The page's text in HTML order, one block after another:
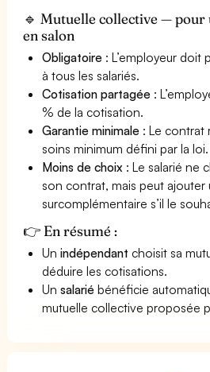
🔹 Mutuelle collective —
en salon
Obligatoire : L’employeur doit
à tous les salariés.
Cotisation partagée :
% de la cotisation.
Garantie minimale : Le contrat
soins minimum défini par la loi.
Moins de choix : Le salarié ne
son contrat, mais peut ajouter
surcomplémentaire s’il le
👉 En résumé :
Unindépendant choisit sa
déduire les cotisations.
Unsalarié bénéficie
mutuelle collective proposée